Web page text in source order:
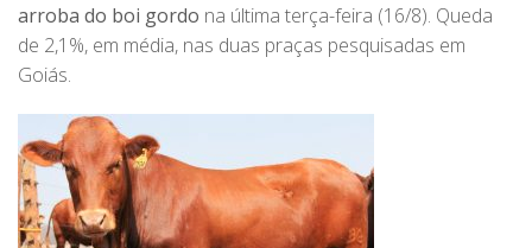
arroba do boi gordo na última terça-feira (16/8). Queda
de 2,1%, em média, nas duas praças pesquisadas em
Goiás.